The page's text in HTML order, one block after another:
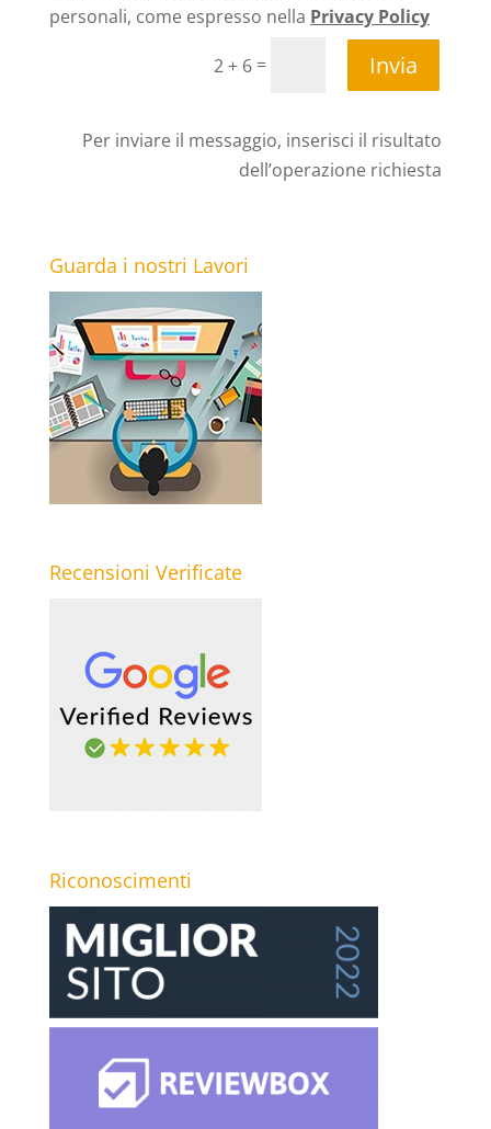
personali, come espresso nella Privacy Policy
2 + 6 = Invia
Per inviare il messaggio, inserisci il risultato
dell’operazione richiesta
Guarda i nostri Lavori
Recensioni Verificate
Riconoscimenti